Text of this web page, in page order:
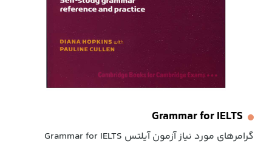
Grammar for IELTS
گرامرهای مورد نیاز آزمون آیلتس Grammar for IELTS